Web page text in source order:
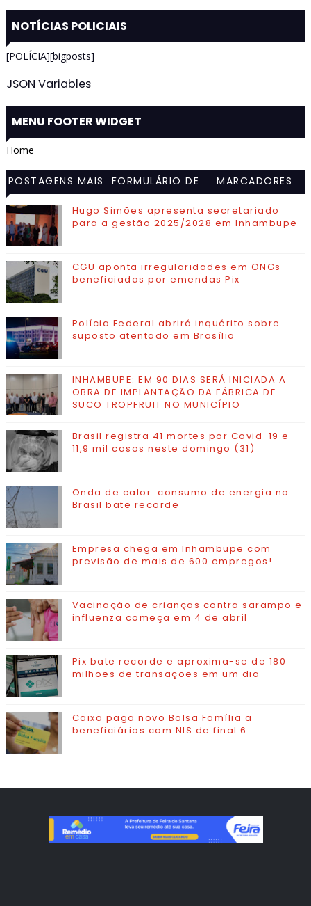
NOTÍCIAS POLICIAIS
[POLÍCIA][bigposts]
JSON Variables
MENU FOOTER WIDGET
Home
POSTAGENS MAIS
VISITADAS
FORMULÁRIO DE
MARCADORES
Hugo Simões apresenta secretariado
para a gestão 2025/2028 em Inhambupe
CGU aponta irregularidades em ONGs
beneficiadas por emendas Pix
Polícia Federal abrirá inquérito sobre
suposto atentado em Brasília
INHAMBUPE: EM 90 DIAS SERÁ INICIADA A
OBRA DE IMPLANTAÇÃO DA FÁBRICA DE
SUCO TROPFRUIT NO MUNICÍPIO
Brasil registra 41 mortes por Covid-19 e
11,9 mil casos neste domingo (31)
Onda de calor: consumo de energia no
Brasil bate recorde
Empresa chega em Inhambupe com
previsão de mais de 600 empregos!
Vacinação de crianças contra sarampo e
influenza começa em 4 de abril
Pix bate recorde e aproxima-se de 180
milhões de transações em um dia
Caixa paga novo Bolsa Família a
beneficiários com NIS de final 6